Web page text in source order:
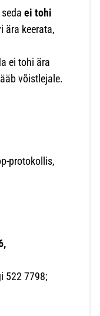
sedaei tohi
ära keerata,
ei tohi ära
võistlejale.
protokollis,
522 7798;